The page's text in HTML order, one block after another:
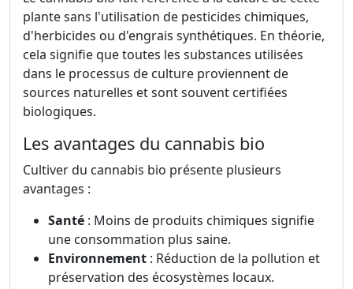
plante sans l'utilisation de pesticides chimiques,
d'herbicides ou d'engrais synthétiques. En théorie,
cela signifie que toutes les substances utilisées
dans le processus de culture proviennent de
sources naturelles et sont souvent certifiées
biologiques.
Les avantages du cannabis bio
Cultiver du cannabis bio présente plusieurs
avantages :
Santé : Moins de produits chimiques signifie
une consommation plus saine.
Environnement : Réduction de la pollution et
préservation des écosystèmes locaux.